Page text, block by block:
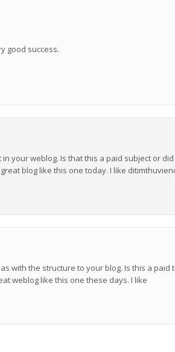
good success.
your weblog. Is that this a paid subject or
blog like this one today. I like
with the structure to your blog. Is this a paid
weblog like this one these days. I like